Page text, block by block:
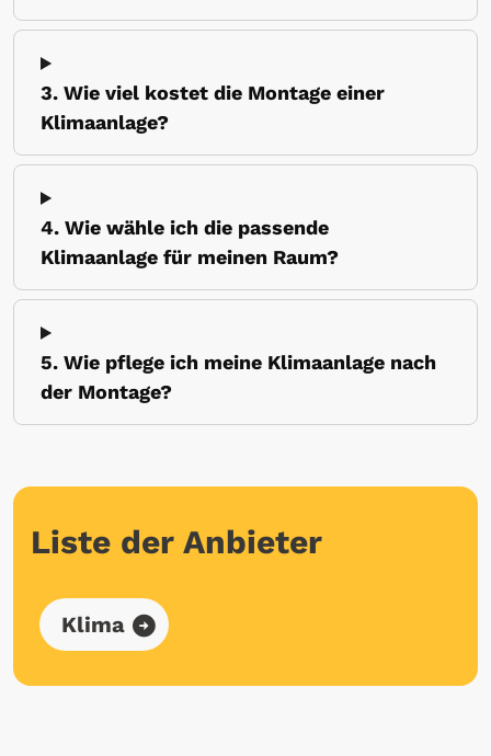
3. Wie viel kostet die Montage einer
Klimaanlage?
4. Wie wähle ich die passende
Klimaanlage für meinen Raum?
5. Wie pflege ich meine Klimaanlage nach
der Montage?
Liste der Anbieter
Klima